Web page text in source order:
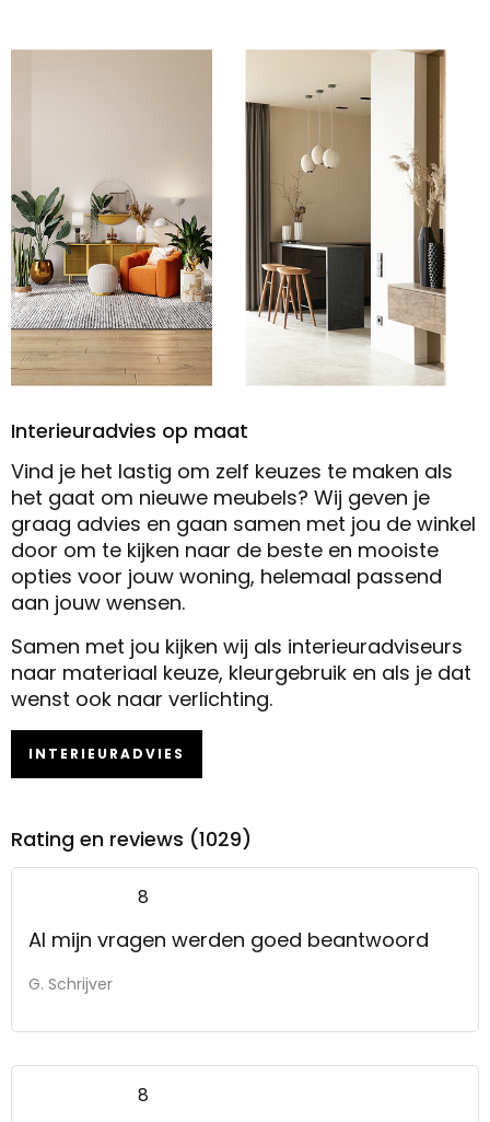
Interieuradvies op maat
Vind je het lastig om zelf keuzes te maken als
het gaat om nieuwe meubels? Wij geven je
graag advies en gaan samen met jou de winkel
door om te kijken naar de beste en mooiste
opties voor jouw woning, helemaal passend
aan jouw wensen.
Samen met jou kijken wij als interieuradviseurs
naar materiaal keuze, kleurgebruik en als je dat
wenst ook naar verlichting.
INTERIEURADVIES
Rating en reviews (1029)
8
Al mijn vragen werden goed beantwoord
G. Schrijver
8